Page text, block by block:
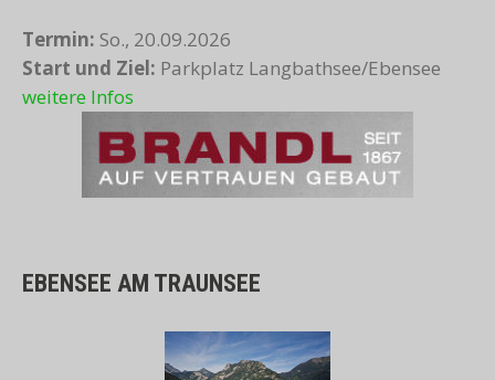
Termin: So., 20.09.2026
Start und Ziel: Parkplatz Langbathsee/Ebensee
weitere Infos
EBENSEE AM TRAUNSEE